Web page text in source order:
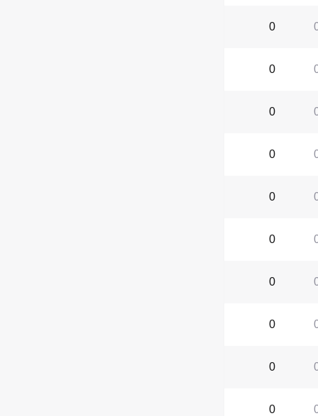
0
0
0
0
0
0
0
0
0
0